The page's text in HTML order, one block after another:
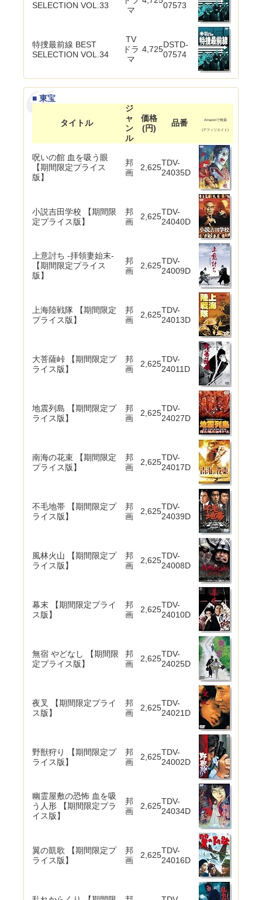
SELECTION VOL.33
マ
07573
特捜最前線 BEST
SELECTION VOL.34
TV
ドラ
マ
4,725DSTD-
07574
■ 東宝
タイトル
ジ
ャ
ン
ル
価格
(円)
品番 Amazonで検索
(アフィリエイト)
呪いの館 血を吸う眼
【期間限定プライス
版】
邦
画
2,625TDV-
24035D
小説吉田学校 【期間限
定プライス版】
邦
画
2,625TDV-
24040D
上意討ち -拝領妻始末-
【期間限定プライス
版】
邦
画
2,625TDV-
24009D
上海陸戦隊 【期間限定
プライス版】
邦
画
2,625TDV-
24013D
大菩薩峠 【期間限定プ
ライス版】
邦
画
2,625TDV-
24011D
地震列島 【期間限定プ
ライス版】
邦
画
2,625TDV-
24027D
南海の花束 【期間限定
プライス版】
邦
画
2,625TDV-
24017D
不毛地帯 【期間限定プ
ライス版】
邦
画
2,625TDV-
24039D
風林火山 【期間限定プ
ライス版】
邦
画
2,625TDV-
24008D
幕末 【期間限定プライ
ス版】
邦
画
2,625TDV-
24010D
無宿 やどなし 【期間限
定プライス版】
邦
画
2,625TDV-
24025D
夜叉 【期間限定プライ
ス版】
邦
画
2,625TDV-
24021D
野獣狩り 【期間限定プ
ライス版】
邦
画
2,625TDV-
24002D
幽霊屋敷の恐怖 血を吸
う人形 【期間限定プラ
イス版】
邦
画
2,625TDV-
24034D
翼の凱歌 【期間限定プ
ライス版】
邦
画
2,625TDV-
24016D